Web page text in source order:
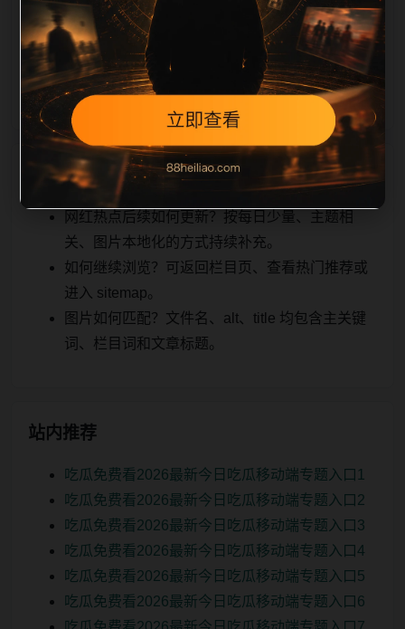
始建设内容，主要用于补齐栏目深度、稳定内链结构，
并为后续专题聚合提供可点击入口。如果后续发现页面
缺图、标题过短、描述为空或正文不足，将进入每日
SEO 检查清单自动修正。
相关问题
网红热点后续如何更新？按每日少量、主题相
关、图片本地化的方式持续补充。
如何继续浏览？可返回栏目页、查看热门推荐或
进入 sitemap。
图片如何匹配？文件名、alt、title 均包含主关键
词、栏目词和文章标题。
站内推荐
吃瓜免费看2026最新今日吃瓜移动端专题入口1
吃瓜免费看2026最新今日吃瓜移动端专题入口2
吃瓜免费看2026最新今日吃瓜移动端专题入口3
吃瓜免费看2026最新今日吃瓜移动端专题入口4
吃瓜免费看2026最新今日吃瓜移动端专题入口5
吃瓜免费看2026最新今日吃瓜移动端专题入口6